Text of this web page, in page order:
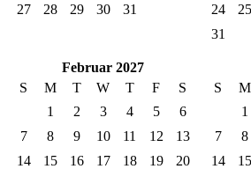
27
28 29 30 31
24
25
31
Februar 2027
S
M T W T F
S
1
2 3 4 5
6
7
8 9 10 11 12
13
14
15 16 17 18 19
20
S
M
1
7
8
14
15